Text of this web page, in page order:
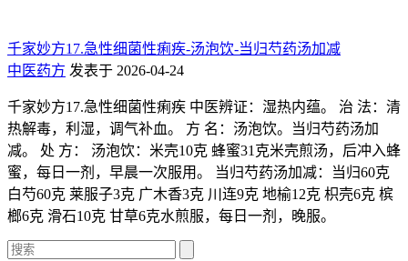
千家妙方17.急性细菌性痢疾-汤泡饮-当归芍药汤加减
中医药方 发表于 2026-04-24
千家妙方17.急性细菌性痢疾 中医辨证：湿热内蕴。 治 法：清
热解毒，利湿，调气补血。 方 名：汤泡饮。当归芍药汤加
减。 处 方： 汤泡饮：米壳10克 蜂蜜31克米壳煎汤，后冲入蜂
蜜，每日一剂，早晨一次服用。 当归芍药汤加减：当归60克
白芍60克 莱服子3克 广木香3克 川连9克 地榆12克 枳壳6克 槟
榔6克 滑石10克 甘草6克水煎服，每日一剂，晚服。